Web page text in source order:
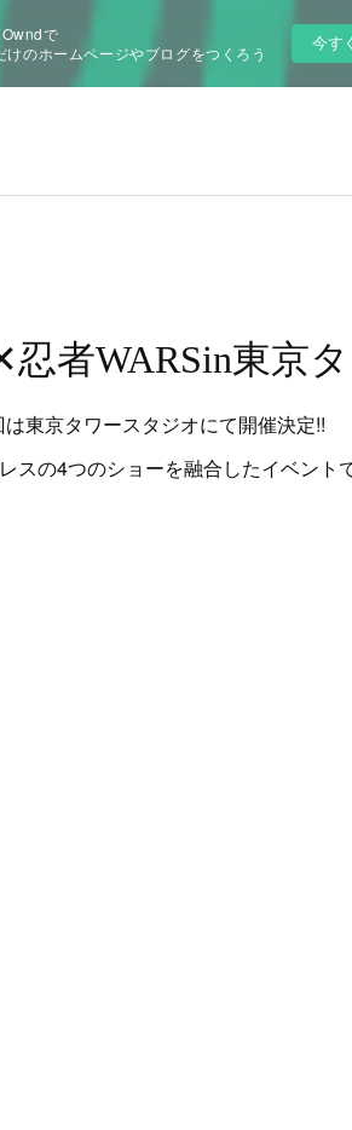
で
けのホームページやブログをつくろう
今す
者WARSin東京
東京タワースタジオにて開催決定!!
スの4つのショーを融合したイベント